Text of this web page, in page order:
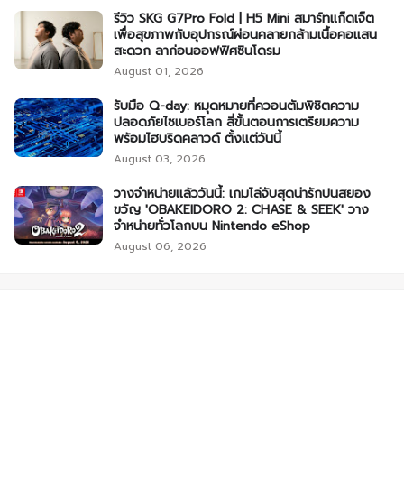
รีวิว SKG G7Pro Fold | H5 Mini สมาร์ทแก็ดเจ็ต
เพื่อสุขภาพกับอุปกรณ์ผ่อนคลายกล้ามเนื้อคอแสน
สะดวก ลาก่อนออฟฟิศซินโดรม
August 01, 2026
รับมือ Q-day: หมุดหมายที่ควอนตัมพิชิตความ
ปลอดภัยไซเบอร์โลก สี่ขั้นตอนการเตรียมความ
พร้อมไฮบริดคลาวด์ ตั้งแต่วันนี้
August 03, 2026
วางจำหน่ายแล้ววันนี้: เกมไล่จับสุดน่ารักปนสยอง
ขวัญ 'OBAKEIDORO 2: CHASE & SEEK' วาง
จำหน่ายทั่วโลกบน Nintendo eShop
August 06, 2026